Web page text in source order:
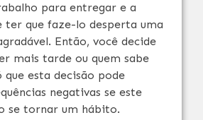
para entregar e a
ter que faze-lo desperta uma
Então, você decide
mais tarde ou quem sabe
que esta decisão pode
negativas se este
se tornar um hábito.